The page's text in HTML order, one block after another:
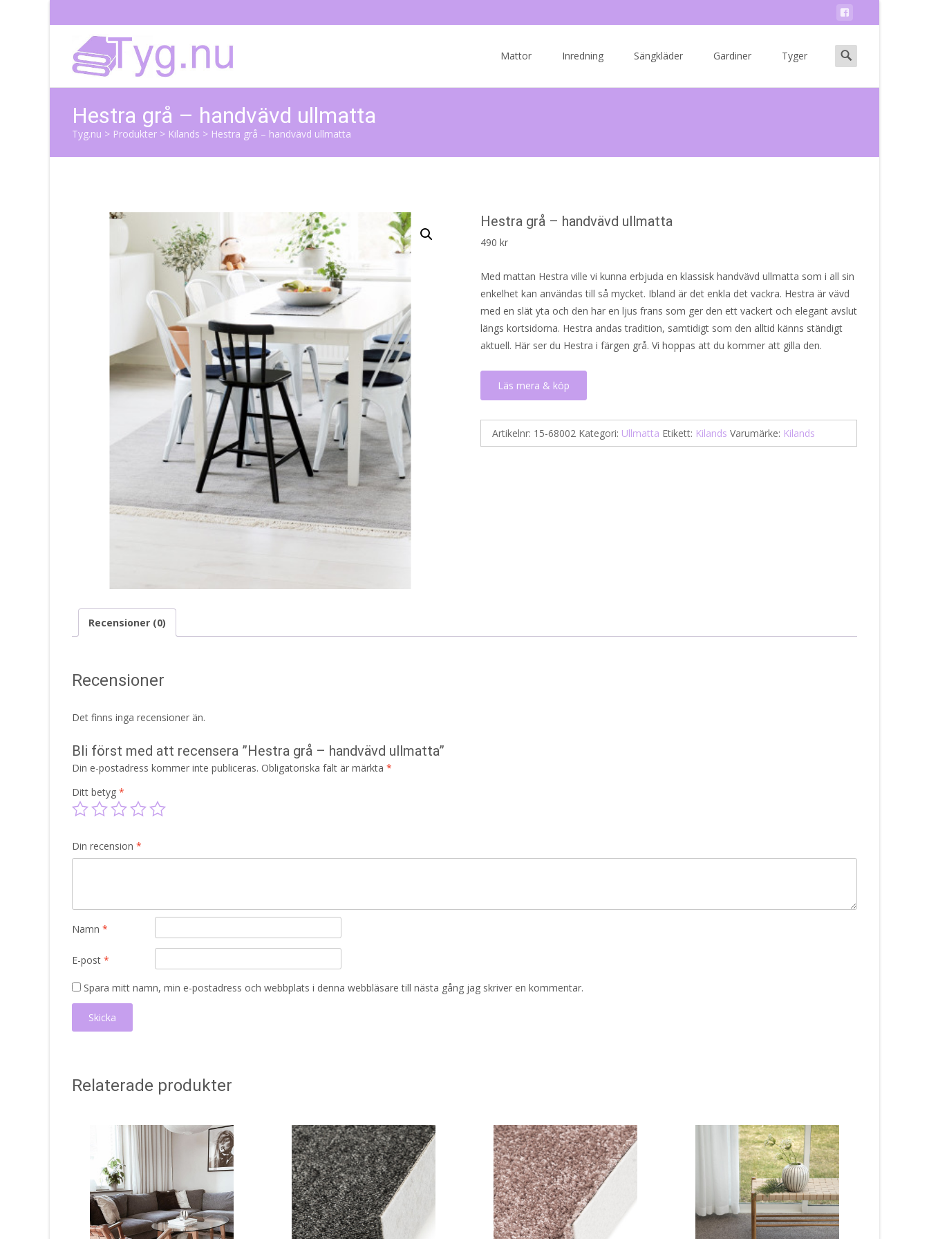
Mattor Inredning Sängkläder Gardiner Tyger
Search
for:
Hestra grå – handvävd ullmatta
Tyg.nu > Produkter > Kilands > Hestra grå – handvävd ullmatta
Hestra grå – handvävd ullmatta
490 kr
Med mattan Hestra ville vi kunna erbjuda en klassisk handvävd ullmatta som i all sin
enkelhet kan användas till så mycket. Ibland är det enkla det vackra. Hestra är vävd
med en slät yta och den har en ljus frans som ger den ett vackert och elegant avslut
längs kortsidorna. Hestra andas tradition, samtidigt som den alltid känns ständigt
aktuell. Här ser du Hestra i färgen grå. Vi hoppas att du kommer att gilla den.
Läs mera & köp
Artikelnr: 15-68002 Kategori: Ullmatta Etikett: Kilands Varumärke: Kilands
Recensioner (0)
Recensioner
Det finns inga recensioner än.
Bli först med att recensera ”Hestra grå – handvävd ullmatta”
Din e-postadress kommer inte publiceras. Obligatoriska fält är märkta *
Ditt betyg *
Din recension *
Namn *
E-post *
Spara mitt namn, min e-postadress och webbplats i denna webbläsare till nästa gång jag skriver en kommentar.
Relaterade produkter